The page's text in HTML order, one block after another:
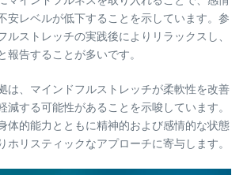
安レベルが低下することを示しています。参
ルストレッチの実践後によりリラックスし、
報告することが多いです。
は、マインドフルストレッチが柔軟性を改善
減する可能性があることを示唆しています。
体的能力とともに精神的および感情的な状態
ホリスティックなアプローチに寄与します。